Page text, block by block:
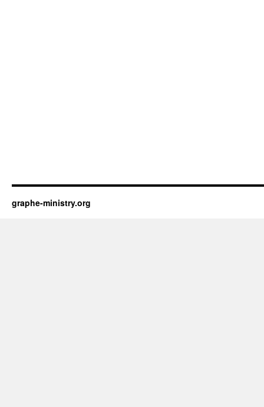
graphe-ministry.org